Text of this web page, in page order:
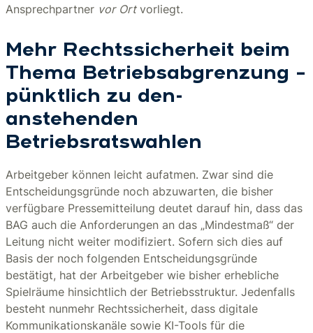
Ansprechpartner vor Ortvorliegt.
Mehr Rechtssicherheit beim
Thema Betriebsabgrenzung –
pünktlich zu den-
anstehenden
Betriebsratswahlen
Arbeitgeber können leicht aufatmen. Zwar sind die
Entscheidungsgründe noch abzuwarten, die bisher
verfügbare Pressemitteilung deutet darauf hin, dass das
BAG auch die Anforderungen an das „Mindestmaß“ der
Leitung nicht weiter modifiziert. Sofern sich dies auf
Basis der noch folgenden Entscheidungsgründe
bestätigt, hat der Arbeitgeber wie bisher erhebliche
Spielräume hinsichtlich der Betriebsstruktur. Jedenfalls
besteht nunmehr Rechtssicherheit, dass digitale
Kommunikationskanäle sowie KI-Tools für die